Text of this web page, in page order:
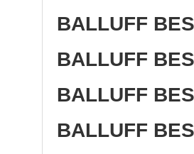
BALLUFF
BALLUFF
BALLUFF
BALLUFF